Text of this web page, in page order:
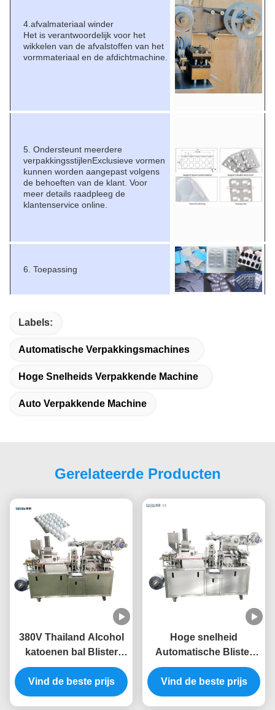
4.afvalmateriaal winder
Het is verantwoordelijk voor het
wikkelen van de afvalstoffen van het
vormmateriaal en de afdichtmachine.
5. Ondersteunt meerdere
verpakkingsstijlenExclusieve vormen
kunnen worden aangepast volgens
de behoeften van de klant. Voor
meer details raadpleeg de
klantenservice online.
6. Toepassing
Labels:
Automatische Verpakkingsmachines
Hoge Snelheids Verpakkende Machine
Auto Verpakkende Machine
Gerelateerde Producten
380V Thailand Alcohol
katoenen bal Blister
verpakkingsmachine
platte plaat type
Vind de beste prijs
Hoge snelheid
Automatische Blister
Packing Machine Tablet
Blister Machine 220v
Vind de beste prijs